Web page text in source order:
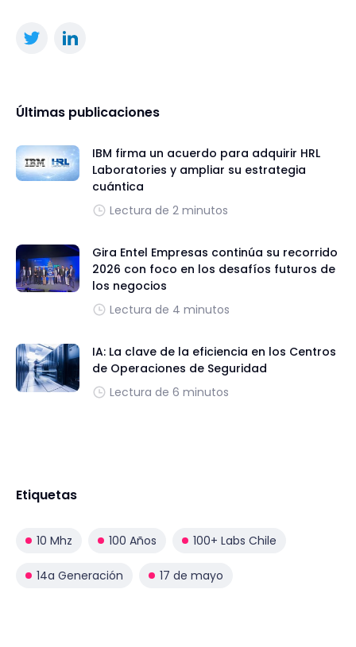
Últimas publicaciones
IBM firma un acuerdo para adquirir HRL
Laboratories y ampliar su estrategia
cuántica
Lectura de 2 minutos
Gira Entel Empresas continúa su recorrido
2026 con foco en los desafíos futuros de
los negocios
Lectura de 4 minutos
IA: La clave de la eficiencia en los Centros
de Operaciones de Seguridad
Lectura de 6 minutos
Etiquetas
10 Mhz 100 Años 100+ Labs Chile
14a Generación 17 de mayo